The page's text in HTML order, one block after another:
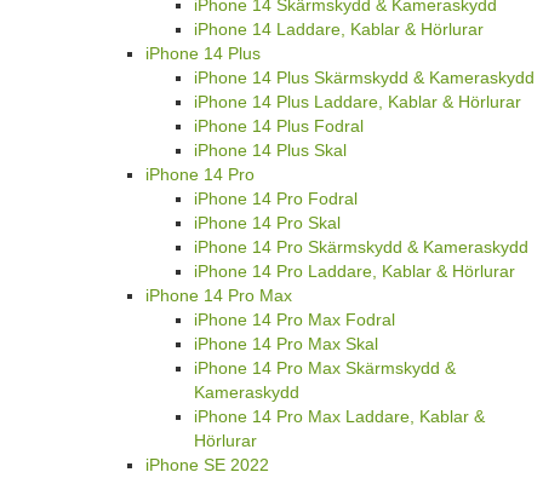
iPhone 14 Skärmskydd & Kameraskydd
iPhone 14 Laddare, Kablar & Hörlurar
iPhone 14 Plus
iPhone 14 Plus Skärmskydd & Kameraskydd
iPhone 14 Plus Laddare, Kablar & Hörlurar
iPhone 14 Plus Fodral
iPhone 14 Plus Skal
iPhone 14 Pro
iPhone 14 Pro Fodral
iPhone 14 Pro Skal
iPhone 14 Pro Skärmskydd & Kameraskydd
iPhone 14 Pro Laddare, Kablar & Hörlurar
iPhone 14 Pro Max
iPhone 14 Pro Max Fodral
iPhone 14 Pro Max Skal
iPhone 14 Pro Max Skärmskydd &
Kameraskydd
iPhone 14 Pro Max Laddare, Kablar &
Hörlurar
iPhone SE 2022